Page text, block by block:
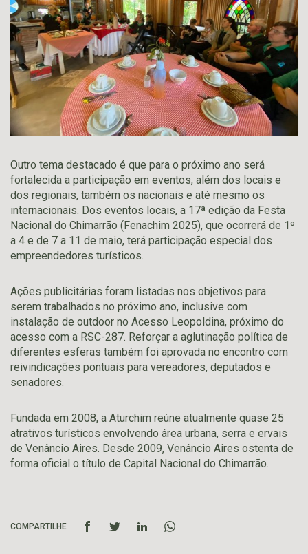
Outro tema destacado é que para o próximo ano será
fortalecida a participação em eventos, além dos locais e
dos regionais, também os nacionais e até mesmo os
internacionais. Dos eventos locais, a 17ª edição da Festa
Nacional do Chimarrão (Fenachim 2025), que ocorrerá de 1º
a 4 e de 7 a 11 de maio, terá participação especial dos
empreendedores turísticos.
Ações publicitárias foram listadas nos objetivos para
serem trabalhados no próximo ano, inclusive com
instalação de outdoor no Acesso Leopoldina, próximo do
acesso com a RSC-287. Reforçar a aglutinação política de
diferentes esferas também foi aprovada no encontro com
reivindicações pontuais para vereadores, deputados e
senadores.
Fundada em 2008, a Aturchim reúne atualmente quase 25
atrativos turísticos envolvendo área urbana, serra e ervais
de Venâncio Aires. Desde 2009, Venâncio Aires ostenta de
forma oficial o título de Capital Nacional do Chimarrão.
COMPARTILHE